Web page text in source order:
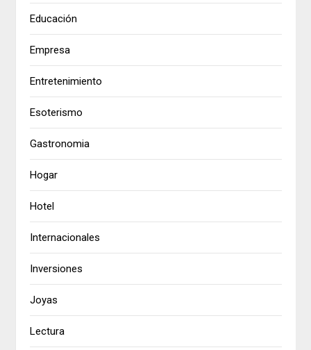
Educación
Empresa
Entretenimiento
Esoterismo
Gastronomia
Hogar
Hotel
Internacionales
Inversiones
Joyas
Lectura